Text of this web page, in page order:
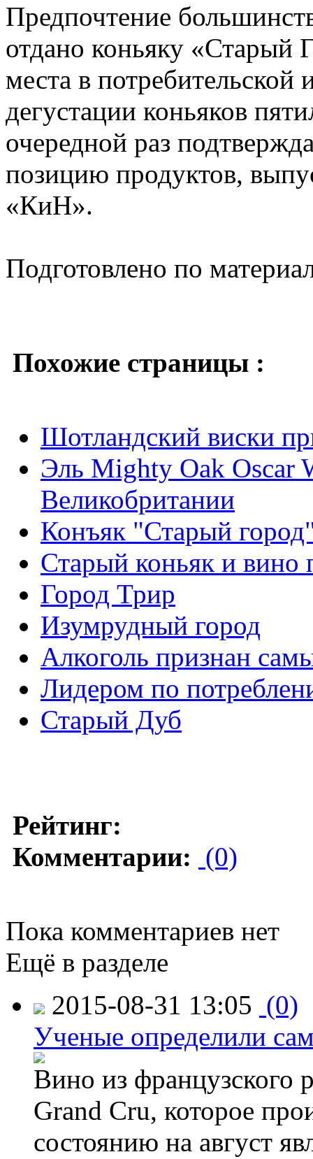
Предпочтение
отдано коньяку «Старый
места в потребительской
дегустации коньяков
очередной раз
позицию продуктов,
«КиН».
Подготовлено по
Похожие страницы :
Шотландский виски
Эль Mighty Oak Oscar
Великобритании
Конъяк "Старый
Старый коньяк и вино
Город Трир
Изумрудный город
Алкоголь признан
Лидером по
Старый Дуб
Рейтинг:
Комментарии: (0)
Пока комментариев нет
Ещё в разделе
2015-08-31 13:05 (0)
Ученые определили
Вино из французского
Grand Cru, которое
состоянию на август